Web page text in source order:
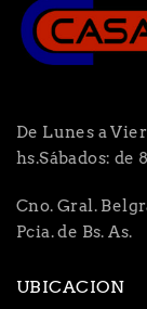
De Lunes a
hs.Sábados: de
Cno. Gral.
Pcia. de Bs. As.
UBICACION